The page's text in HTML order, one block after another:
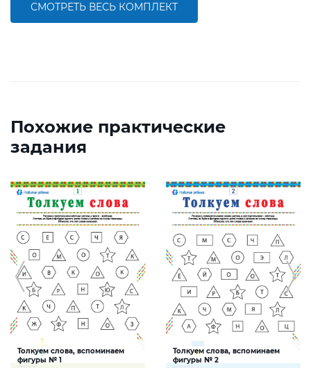
СМОТРЕТЬ ВЕСЬ КОМПЛЕКТ
Похожие практические
задания
Толкуем слова, вспоминаем
фигуры № 1
Толкуем слова, вспоминаем
фигуры № 2